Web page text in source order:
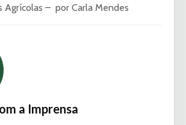
Agrícolas – por Carla Mendes
a Imprensa